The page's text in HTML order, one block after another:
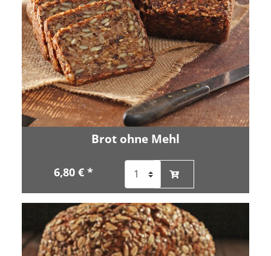
Brot ohne Mehl
6,80 € *